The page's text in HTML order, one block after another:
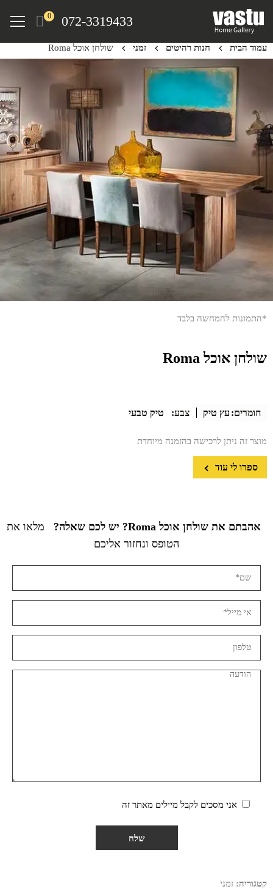
content
072-3319433
0
Menu
עמוד הבית חנות רהיטים זמני שולחן אוכל Roma
*התמונות להמחשה בלבד
שולחן אוכל Roma
חומרים: עץ טיק צבע: טיק טבעי
מוצר זה ניתן לרכישה בהזמנה מיוחדת
ספרו לי עוד
אהבתם את שולחן אוכל Roma? יש לכם שאלה?
מלאו את
הטופס ונחזור אליכם
אני מסכים לקבל מיילים מאתר זה
קטגוריה: זמני